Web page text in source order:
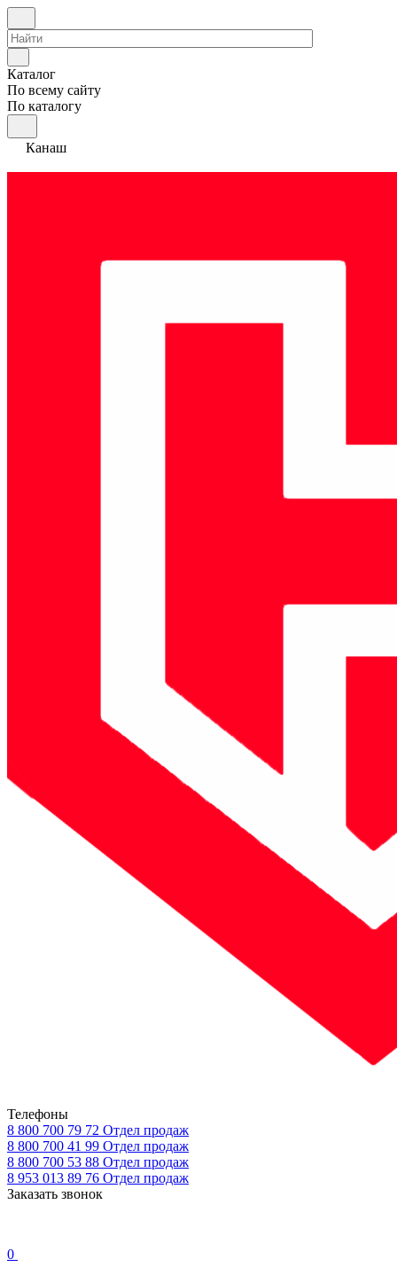
Каталог
По всему сайту
По каталогу
Канаш
Телефоны
8 800 700 79 72 Отдел продаж
8 800 700 41 99 Отдел продаж
8 800 700 53 88 Отдел продаж
8 953 013 89 76 Отдел продаж
Заказать звонок
0